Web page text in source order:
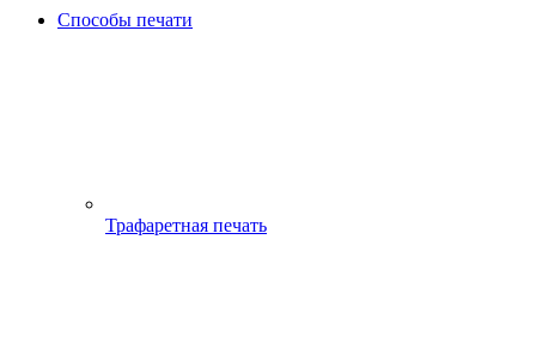
Способы печати
Трафаретная печать